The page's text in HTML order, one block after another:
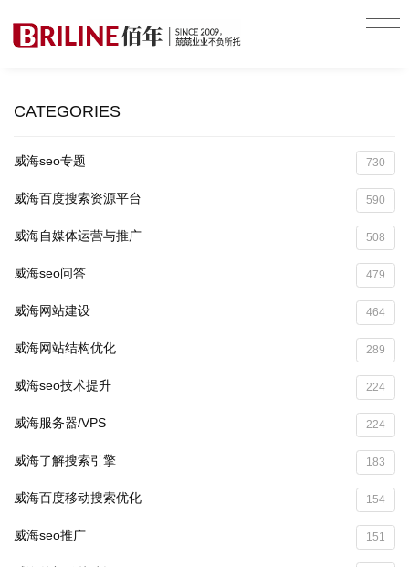
CATEGORIES
威海seo专题 730
威海百度搜索资源平台 590
威海自媒体运营与推广 508
威海seo问答 479
威海网站建设 464
威海网站结构优化 289
威海seo技术提升 224
威海服务器/VPS 224
威海了解搜索引擎 183
威海百度移动搜索优化 154
威海seo推广 151